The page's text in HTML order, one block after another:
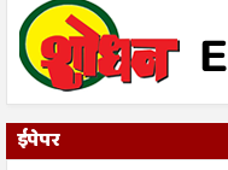
ईपेपर